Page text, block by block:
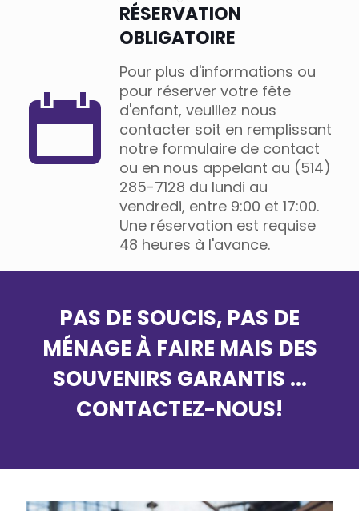
RÉSERVATION
OBLIGATOIRE
Pour plus d'informations ou
pour réserver votre fête
d'enfant, veuillez nous
contacter soit en remplissant
notre formulaire de contact
ou en nous appelant au (514)
285-7128 du lundi au
vendredi, entre 9:00 et 17:00.
Une réservation est requise
48 heures à l'avance.
PAS DE SOUCIS, PAS DE
MÉNAGE À FAIRE MAIS DES
SOUVENIRS GARANTIS ...
CONTACTEZ-NOUS!